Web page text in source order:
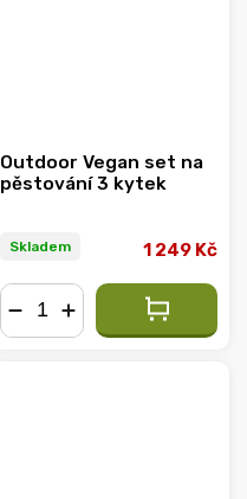
Outdoor Vegan set na
pěstování 3 kytek
Skladem 1 249 Kč